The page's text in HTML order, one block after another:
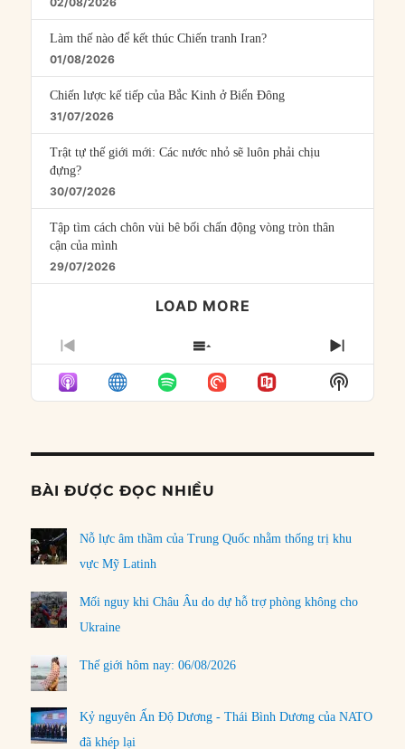
Làm thế nào để kết thúc Chiến tranh Iran?
01/08/2026
Chiến lược kế tiếp của Bắc Kinh ở Biển Đông
31/07/2026
Trật tự thế giới mới: Các nước nhỏ sẽ luôn phải chịu
đựng?
30/07/2026
Tập tìm cách chôn vùi bê bối chấn động vòng tròn thân
cận của mình
29/07/2026
LOAD MORE
PREVIOUS
EPISODE
SHOW
EPISODES
LIST
NEXT
Show
Podcast
BÀI ĐƯỢC ĐỌC NHIỀU
Nỗ lực âm thầm của Trung Quốc nhằm thống trị khu
vực Mỹ Latinh
Mối nguy khi Châu Âu do dự hỗ trợ phòng không cho
Ukraine
Thế giới hôm nay: 06/08/2026
Kỷ nguyên Ấn Độ Dương - Thái Bình Dương của NATO
đã khép lại